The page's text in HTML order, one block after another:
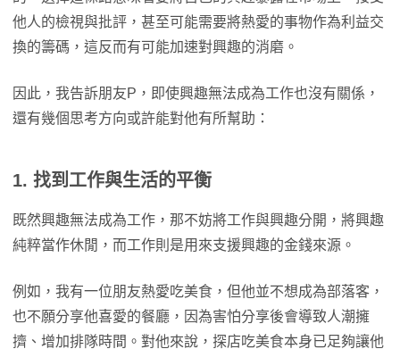
他人的檢視與批評，甚至可能需要將熱愛的事物作為利益交
換的籌碼，這反而有可能加速對興趣的消磨。
因此，我告訴朋友P，即使興趣無法成為工作也沒有關係，
還有幾個思考方向或許能對他有所幫助：
1. 找到工作與生活的平衡
既然興趣無法成為工作，那不妨將工作與興趣分開，將興趣
純粹當作休閒，而工作則是用來支援興趣的金錢來源。
例如，我有一位朋友熱愛吃美食，但他並不想成為部落客，
也不願分享他喜愛的餐廳，因為害怕分享後會導致人潮擁
擠、增加排隊時間。對他來說，探店吃美食本身已足夠讓他